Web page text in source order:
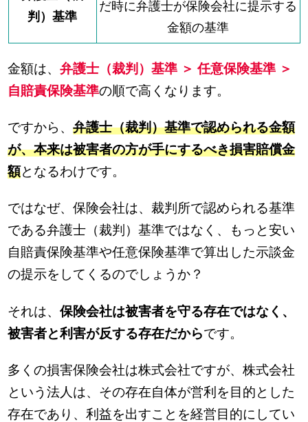
判）基準
だ時に弁護士が保険会社に提示する
金額の基準
金額は、弁護士（裁判）基準 ＞ 任意保険基準 ＞
自賠責保険基準の順で高くなります。
ですから、弁護士（裁判）基準で認められる金額
が、本来は被害者の方が手にするべき損害賠償金
額となるわけです。
ではなぜ、保険会社は、裁判所で認められる基準
である弁護士（裁判）基準ではなく、もっと安い
自賠責保険基準や任意保険基準で算出した示談金
の提示をしてくるのでしょうか？
それは、保険会社は被害者を守る存在ではなく、
被害者と利害が反する存在だからです。
多くの損害保険会社は株式会社ですが、株式会社
という法人は、その存在自体が営利を目的とした
存在であり、利益を出すことを経営目的にしてい